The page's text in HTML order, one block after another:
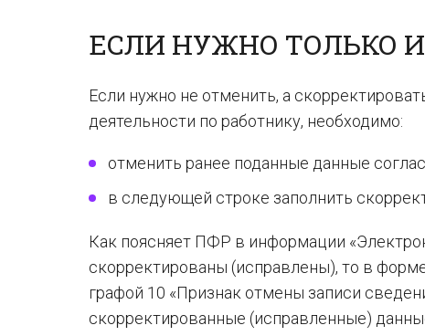
ЕСЛИ НУЖНО ТОЛЬКО
Если нужно не отменить, а
деятельности по работнику, необходимо:
отменить ранее поданные данные
в следующей строке заполнить
Как поясняет ПФР в информации
скорректированы (исправлены), то в
графой 10 «Признак отмены записи
скорректированные (исправленные)